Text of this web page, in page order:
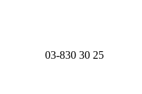
03-830 30 25